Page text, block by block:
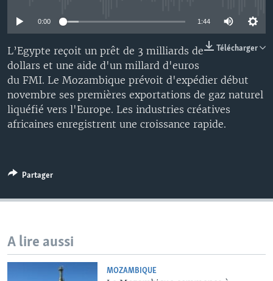
0:00 1:44
Télécharger
L’Egypte reçoit un prêt de 3 milliards de
dollars et une aide d'un millard d'euros
du FMI. Le Mozambique prévoit d'expédier début
novembre ses premières exportations de gaz naturel
liquéfié vers l'Europe. Les industries créatives
africaines enregistrent une croissance rapide.
Partager
A lire aussi
MOZAMBIQUE